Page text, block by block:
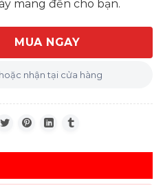
mang đến cho bạn.
SKYLINE Wasserkocher
MUA NGAY
nhận tại cửa hàng